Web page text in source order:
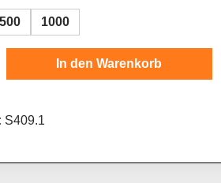
500 1000
Gib den gewünschten
In den Warenkorb
S409.1